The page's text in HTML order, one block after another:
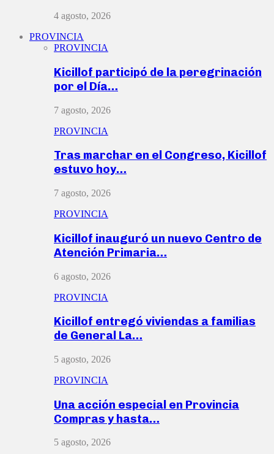
4 agosto, 2026
PROVINCIA
PROVINCIA
Kicillof participó de la peregrinación
por el Día…
7 agosto, 2026
PROVINCIA
Tras marchar en el Congreso, Kicillof
estuvo hoy…
7 agosto, 2026
PROVINCIA
Kicillof inauguró un nuevo Centro de
Atención Primaria…
6 agosto, 2026
PROVINCIA
Kicillof entregó viviendas a familias
de General La…
5 agosto, 2026
PROVINCIA
Una acción especial en Provincia
Compras y hasta…
5 agosto, 2026